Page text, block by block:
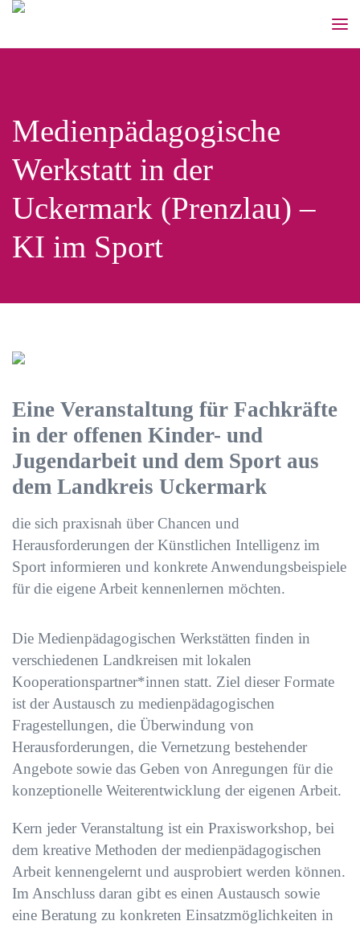
Medienpädagogische
Werkstatt in der
Uckermark (Prenzlau) –
KI im Sport
Eine Veranstaltung für Fachkräfte
in der offenen Kinder- und
Jugendarbeit und dem Sport aus
dem Landkreis Uckermark
die sich praxisnah über Chancen und
Herausforderungen der Künstlichen Intelligenz im
Sport informieren und konkrete Anwendungsbeispiele
für die eigene Arbeit kennenlernen möchten.
Die Medienpädagogischen Werkstätten finden in
verschiedenen Landkreisen mit lokalen
Kooperationspartner*innen statt. Ziel dieser Formate
ist der Austausch zu medienpädagogischen
Fragestellungen, die Überwindung von
Herausforderungen, die Vernetzung bestehender
Angebote sowie das Geben von Anregungen für die
konzeptionelle Weiterentwicklung der eigenen Arbeit.
Kern jeder Veranstaltung ist ein Praxisworkshop, bei
dem kreative Methoden der medienpädagogischen
Arbeit kennengelernt und ausprobiert werden können.
Im Anschluss daran gibt es einen Austausch sowie
eine Beratung zu konkreten Einsatzmöglichkeiten in